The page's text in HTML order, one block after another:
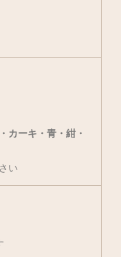
カーキ・青・紺・
い